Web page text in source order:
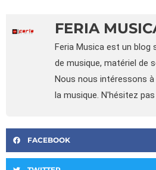
FERIA
Feria Musica est un blog
de musique, matériel de
Nous nous intéressons
la musique. N'hésitez
FACEBOOK